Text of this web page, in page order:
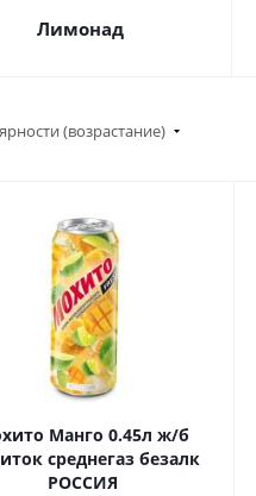
Лимонад
(возрастание)
Манго 0.45л ж/б
среднегаз безалк
РОССИЯ